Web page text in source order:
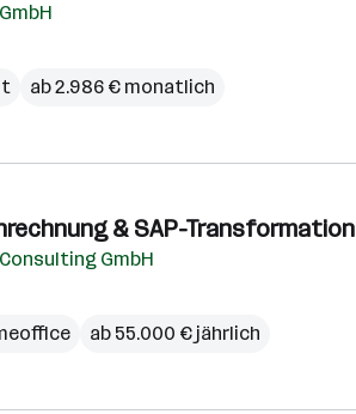
ab 2.986 € monatlich
& SAP-Transformation
GmbH
ab 55.000 € jährlich